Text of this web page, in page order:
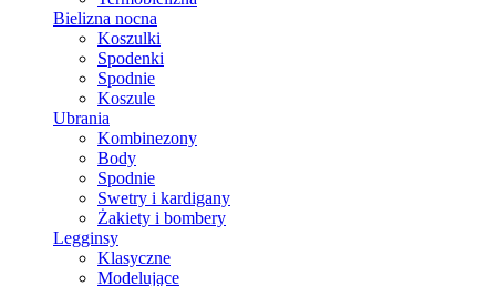
Bielizna nocna
Koszulki
Spodenki
Spodnie
Koszule
Ubrania
Kombinezony
Body
Spodnie
Swetry i kardigany
Żakiety i bombery
Legginsy
Klasyczne
Modelujące